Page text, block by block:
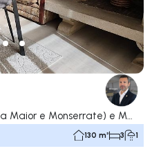
Viana do Castelo (Santa Maria Maior e Monserrate) e Meadela, Viana do Castelo
130 m² 3 1